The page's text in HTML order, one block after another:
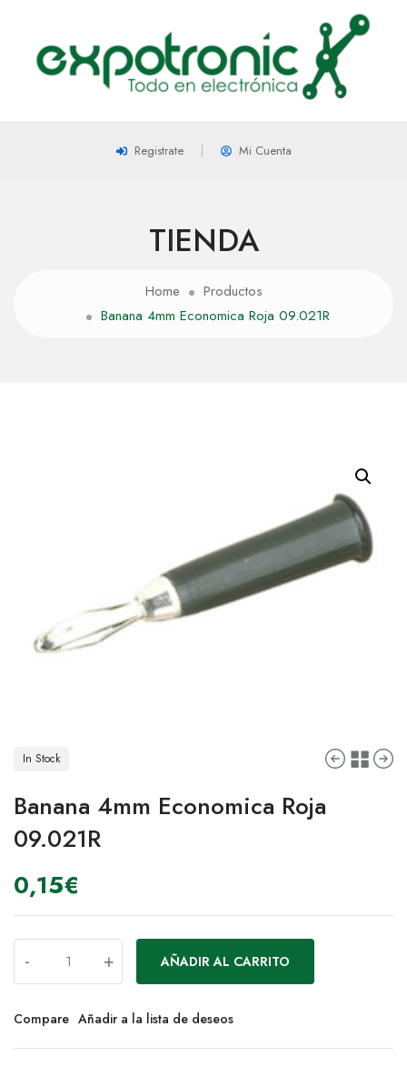
Registrate Mi Cuenta
TIENDA
Home
Productos
Banana 4mm Economica Roja 09.021R
In Stock
Banana 4mm Economica Roja
09.021R
0,15€
- + AÑADIR AL CARRITO
Compare Añadir a la lista de deseos